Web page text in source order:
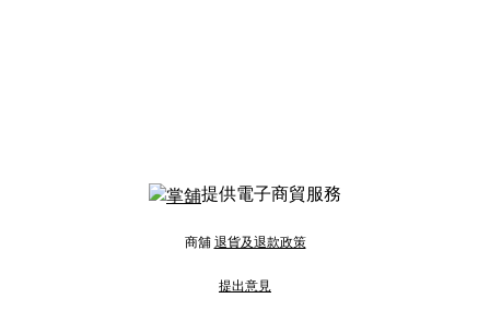
提供電子商貿服務
商舖 退貨及退款政策
提出意見